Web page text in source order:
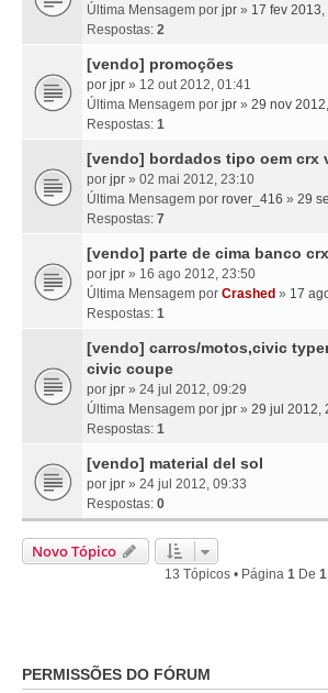
Última Mensagem por jpr » 17 fev 2013,
Respostas: 2
[vendo] promoções
por jpr » 12 out 2012, 01:41
Última Mensagem por jpr » 29 nov
Respostas: 1
[vendo] bordados tipo oem crx
por jpr » 02 mai 2012, 23:10
Última Mensagem por rover_416 » 29
Respostas: 7
[vendo] parte de cima banco
por jpr » 16 ago 2012, 23:50
Última Mensagem por Crashed » 17
Respostas: 1
[vendo] carros/motos,civic
civic coupe
por jpr » 24 jul 2012, 09:29
Última Mensagem por jpr » 29 jul 2012,
Respostas: 1
[vendo] material del sol
por jpr » 24 jul 2012, 09:33
Respostas: 0
Novo Tópico
13 Tópicos • Página 1 De 1
PERMISSÕES DO FÓRUM